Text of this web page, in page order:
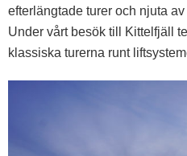
efterlängtade turer och njuta
Under vårt besök till Kittelfjäll
klassiska turerna runt